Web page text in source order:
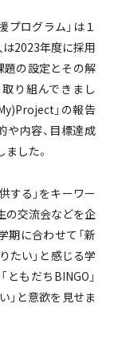
プログラム」は１
2023年度に採用
題の設定とその解
り組んできまし
」の報告
や内容、目標達成
した。
する」をキーワー
の交流会などを企
期に合わせて「新
たい」と感じる学
もだちBINGO」
」と意欲を見せま